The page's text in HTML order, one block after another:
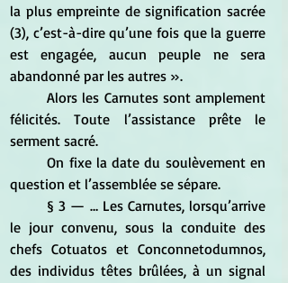
la plus empreinte de signification sacrée
(3), c’est-à-dire qu’une fois que la guerre
est engagée, aucun peuple ne sera
abandonné par les autres ».
	Alors les Carnutes sont amplement
félicités. Toute l’assistance prête le
serment sacré.
	On fixe la date du soulèvement en
question et l’assemblée se sépare.
le jour convenu, sous la conduite des
chefs Cotuatos et Conconnetodumnos,
des individus têtes brûlées, à un signal